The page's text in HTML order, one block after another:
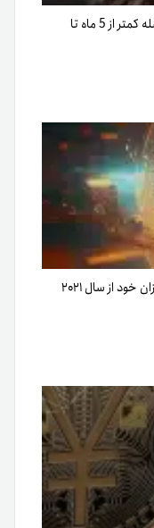
پیش‌بینی‌ها درباره قیمت بیت کوین در فاصله کمتر از 5 ماه تا
دامیننس بیت کوین باردیگر به بیشترین میزان خود از سال ۲۰۲۱